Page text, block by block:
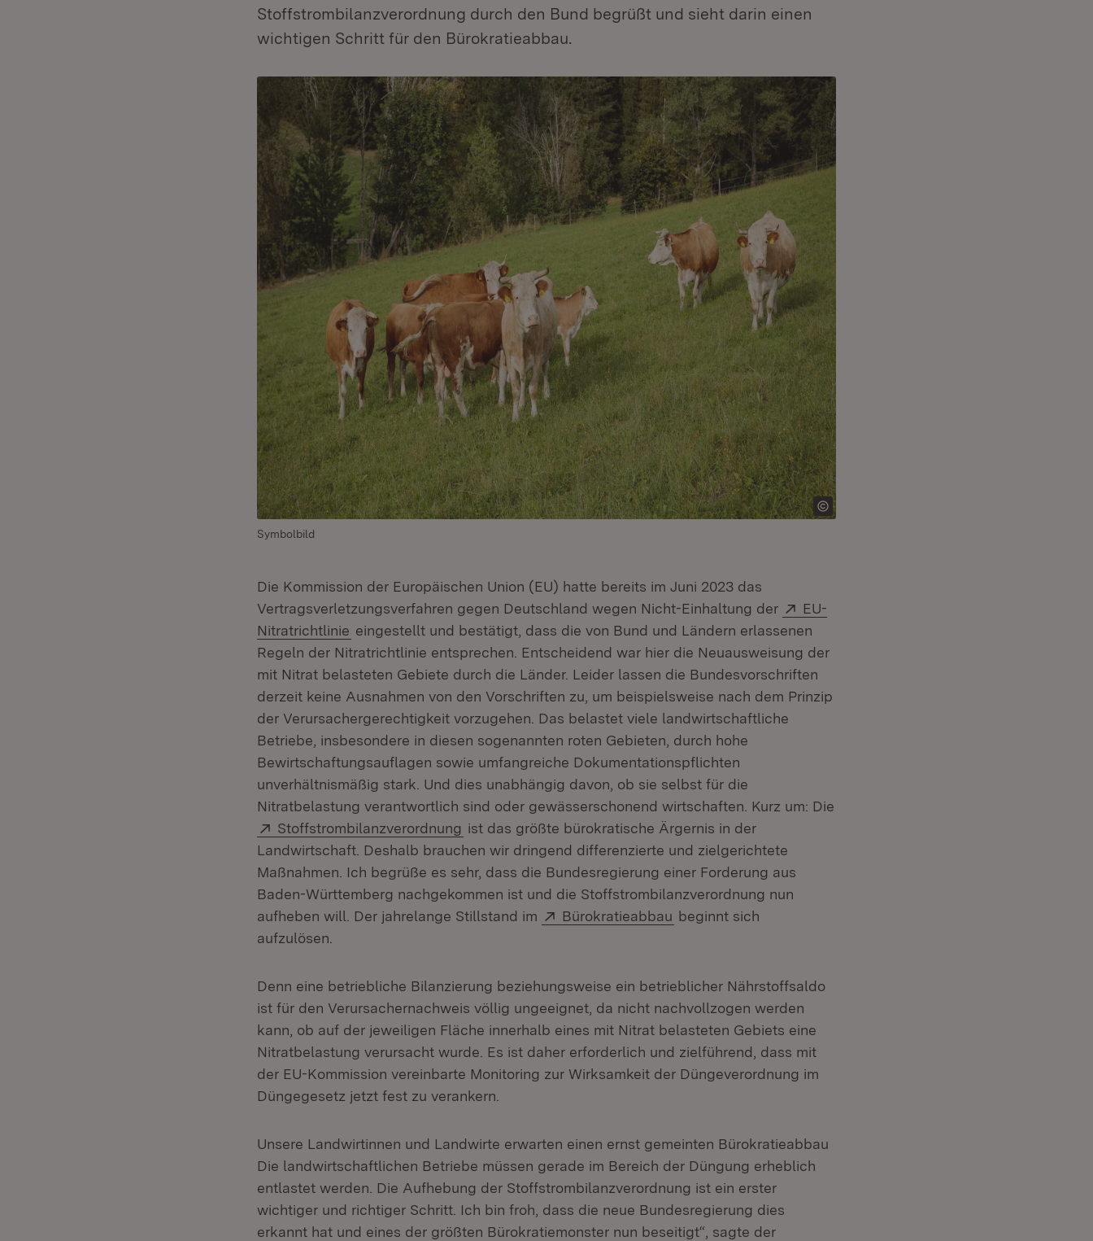
Stoffstrombilanzverordnung durch den Bund begrüßt und sieht darin einen
wichtigen Schritt für den Bürokratieabbau.
Symbolbild
Die Kommission der Europäischen Union (EU) hatte bereits im Juni 2023 das
Vertragsverletzungsverfahren gegen Deutschland wegen Nicht-Einhaltung der
Extern:
EU-
Nitratrichtlinie (Öffnet in neuem Fenster)
eingestellt und bestätigt, dass die von Bund und Ländern erlassenen
Regeln der Nitratrichtlinie entsprechen. Entscheidend war hier die Neuausweisung der
mit Nitrat belasteten Gebiete durch die Länder. Leider lassen die Bundesvorschriften
derzeit keine Ausnahmen von den Vorschriften zu, um beispielsweise nach dem Prinzip
der Verursachergerechtigkeit vorzugehen. Das belastet viele landwirtschaftliche
Betriebe, insbesondere in diesen sogenannten roten Gebieten, durch hohe
Bewirtschaftungsauflagen sowie umfangreiche Dokumentationspflichten
unverhältnismäßig stark. Und dies unabhängig davon, ob sie selbst für die
Nitratbelastung verantwortlich sind oder gewässerschonend wirtschaften. Kurz um: Die
Extern:
Stoffstrombilanzverordnung (Öffnet in neuem Fenster)
ist das größte bürokratische Ärgernis in der
Landwirtschaft. Deshalb brauchen wir dringend differenzierte und zielgerichtete
Maßnahmen. Ich begrüße es sehr, dass die Bundesregierung einer Forderung aus
Baden-Württemberg nachgekommen ist und die Stoffstrombilanzverordnung nun
aufheben will. Der jahrelange Stillstand im
Extern:
Bürokratieabbau (Öffnet in neuem Fenster)
beginnt sich
aufzulösen.
Denn eine betriebliche Bilanzierung beziehungsweise ein betrieblicher Nährstoffsaldo
ist für den Verursachernachweis völlig ungeeignet, da nicht nachvollzogen werden
kann, ob auf der jeweiligen Fläche innerhalb eines mit Nitrat belasteten Gebiets eine
Nitratbelastung verursacht wurde. Es ist daher erforderlich und zielführend, dass mit
der EU-Kommission vereinbarte Monitoring zur Wirksamkeit der Düngeverordnung im
Düngegesetz jetzt fest zu verankern.
Unsere Landwirtinnen und Landwirte erwarten einen ernst gemeinten Bürokratieabbau
Die landwirtschaftlichen Betriebe müssen gerade im Bereich der Düngung erheblich
entlastet werden. Die Aufhebung der Stoffstrombilanzverordnung ist ein erster
wichtiger und richtiger Schritt. Ich bin froh, dass die neue Bundesregierung dies
erkannt hat und eines der größten Bürokratiemonster nun beseitigt“, sagte der